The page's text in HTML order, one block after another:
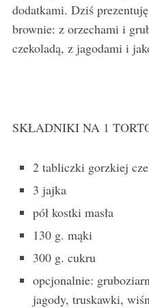
dodatkami. Dziś
brownie: z orzechami i
czekoladą, z jagodami i
SKŁADNIKI NA 1
2 tabliczki gorzkiej
3 jajka
pół kostki masła
130 g. mąki
300 g. cukru
opcjonalnie:
jagody, truskawki,